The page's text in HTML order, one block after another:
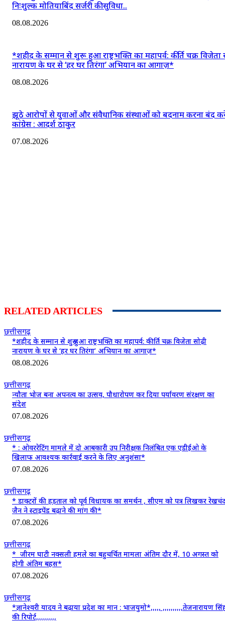
निःशुल्क मोतियाबिंद सर्जरी की सुविधा..
08.08.2026
*शहीद के सम्मान से शुरू हुआ राष्ट्रभक्ति का महापर्व: कीर्ति चक्र विजेता
नारायण के घर से ‘हर घर तिरंगा’ अभियान का आगाज़*
08.08.2026
झूठे आरोपों से युवाओं और संवैधानिक संस्थाओं को बदनाम करना बंद
कांग्रेस : आदर्श ठाकुर
07.08.2026
RELATED ARTICLES
छत्तीसगढ़
*शहीद के सम्मान से शुरू हुआ राष्ट्रभक्ति का महापर्व: कीर्ति चक्र विजेता सोढ़ी
नारायण के घर से ‘हर घर तिरंगा’ अभियान का आगाज़*
08.08.2026
छत्तीसगढ़
न्यौता भोज बना अपनत्व का उत्सव, पौधारोपण कर दिया पर्यावरण संरक्षण का
संदेश
07.08.2026
छत्तीसगढ़
* : ओवररेटिंग मामले में दो आबकारी उप निरीक्षक निलंबित एक एडीईओ के
खिलाफ आवश्यक कार्रवाई करने के लिए अनुशंसा*
07.08.2026
छत्तीसगढ़
* डाक्टरों की हड़ताल को पूर्व विधायक का समर्थन , सीएम को पत्र लिखकर
जैन ने स्टाइपेंड बढ़ाने की मांग की*
07.08.2026
छत्तीसगढ़
* जीरम घाटी नक्सली हमले का बहुचर्चित मामला अंतिम दौर में, 10 अगस्त को
होगी अंतिम बहस*
07.08.2026
छत्तीसगढ़
*ज्ञानेश्वरी यादव ने बढ़ाया प्रदेश का मान : भाजयुमो*,,,,, ,,,,,,,,,,तेजनारायण
की रिपोर्ट,,,,,,,,,,